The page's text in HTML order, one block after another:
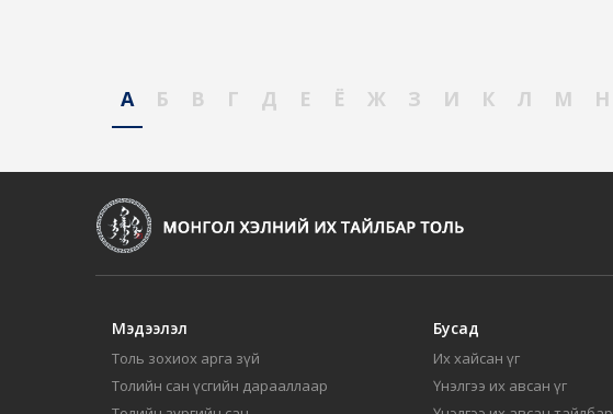
А Б В Г Д Е Ё Ж З И К Л М Н
Мэдээлэл
Толь зохиох арга зүй
Толийн сан үсгийн дарааллаар
Бусад
Их хайсан үг
Үнэлгээ их авсан үг